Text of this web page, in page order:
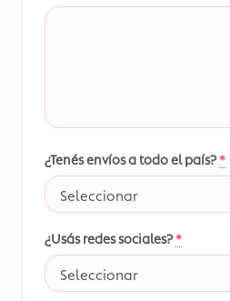
¿Tenés envíos a todo el país?*
¿Usás redes sociales?*